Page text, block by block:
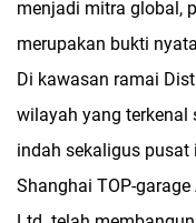
menjadi mitra global,
merupakan bukti
Di kawasan ramai
wilayah yang
indah sekaligus
Shanghai TOP-